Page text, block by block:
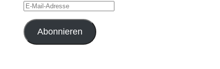
E-
Mail-
Adresse
Abonnieren